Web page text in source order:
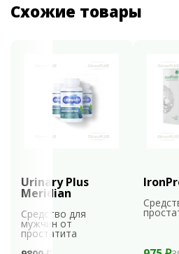
Схожие товары
Urinary Plus
Meridian
Средство для
мужчин от
простатита